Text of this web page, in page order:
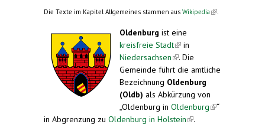
Die Texte im Kapitel Allgemeines stammen aus Wikipedia (link is
Oldenburg ist eine
kreisfreie Stadt(link is
external)
in
Niedersachsen(link is
external)
. Die
Gemeinde führt die amtliche
Bezeichnung Oldenburg
(Oldb) als Abkürzung von
„Oldenburg in Oldenburg(link is
“
in Abgrenzung zu Oldenburg in Holstein(link is
.